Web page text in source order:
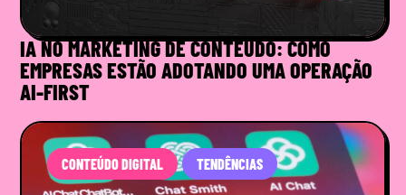
IA NO MARKETING DE CONTEÚDO: COMO
EMPRESAS ESTÃO ADOTANDO UMA OPERAÇÃO
AI-FIRST
CONTEÚDO DIGITAL TENDÊNCIAS